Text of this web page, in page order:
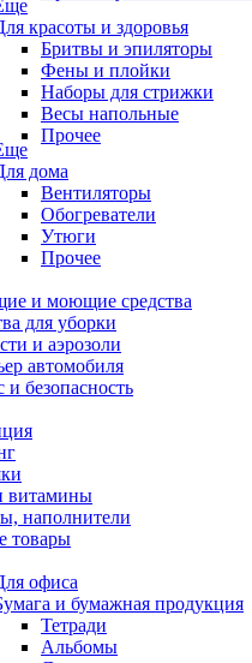
красоты и здоровья
Бритвы и эпиляторы
Фены и плойки
Наборы для стрижки
Весы напольные
Прочее
дома
Вентиляторы
Обогреватели
Утюги
Прочее
и моющие средства
для уборки
и аэрозоли
автомобиля
и безопасность
витамины
наполнители
товары
офиса
и бумажная продукция
Тетради
Альбомы